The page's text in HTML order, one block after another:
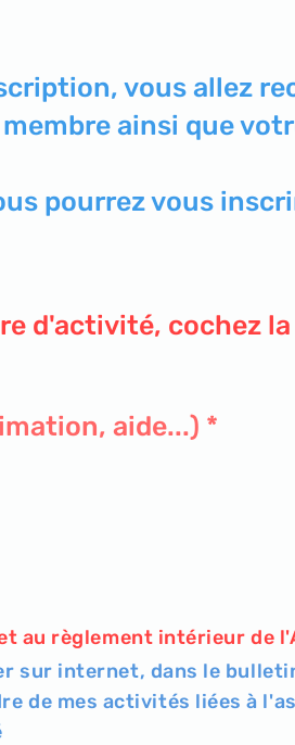
vous allez
ainsi que
pourrez vous
d'activité, cochez
aide...) *
i
r
e
au règlement intérieur de
sur internet, dans le
de mes activités liées à